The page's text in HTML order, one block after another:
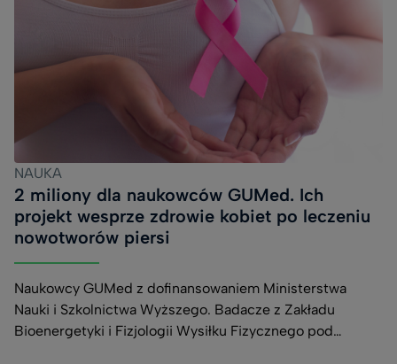
NAUKA
2 miliony dla naukowców GUMed. Ich
projekt wesprze zdrowie kobiet po leczeniu
nowotworów piersi
Naukowcy GUMed z dofinansowaniem Ministerstwa
Nauki i Szkolnictwa Wyższego. Badacze z Zakładu
Bioenergetyki i Fizjologii Wysiłku Fizycznego pod